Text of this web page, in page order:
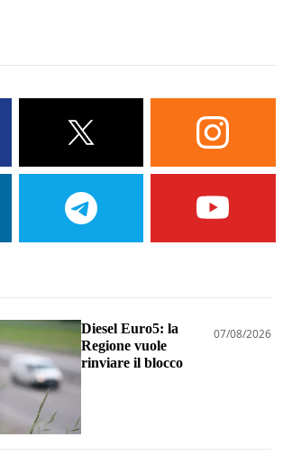
Diesel Euro5: la
Regione vuole
rinviare il blocco
07/08/2026